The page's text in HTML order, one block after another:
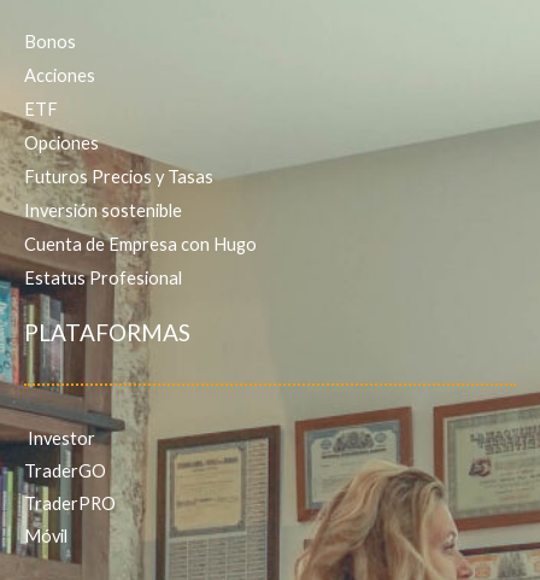
Bonos
Acciones
ETF
Opciones
Futuros Precios y Tasas
Inversión sostenible
Cuenta de Empresa con Hugo
Estatus Profesional
PLATAFORMAS
Investor
TraderGO
TraderPRO
Móvil